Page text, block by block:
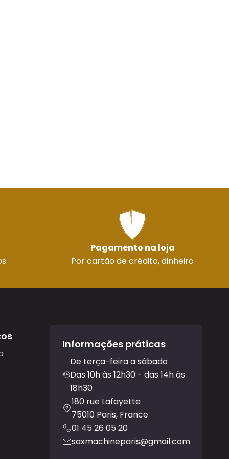
Pagamento na loja
Por cartão de crédito, dinheiro
Informações práticas
De terça-feira a sábado
Das 10h às 12h30 - das 14h às
18h30
180 rue Lafayette
75010 Paris, France
01 45 26 05 20
saxmachineparis@gmail.com